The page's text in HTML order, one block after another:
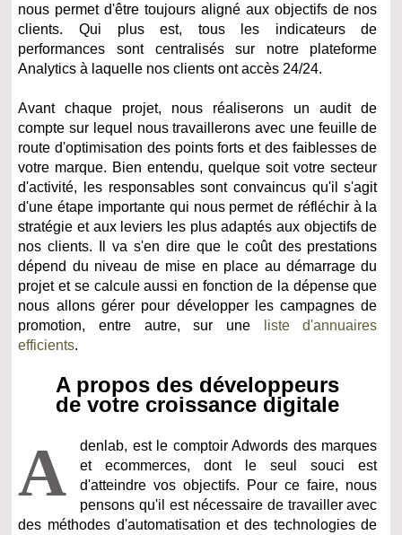
nous permet d'être toujours aligné aux objectifs de nos
clients. Qui plus est, tous les indicateurs de
performances sont centralisés sur notre plateforme
Analytics à laquelle nos clients ont accès 24/24.
Avant chaque projet, nous réaliserons un audit de
compte sur lequel nous travaillerons avec une feuille de
route d'optimisation des points forts et des faiblesses de
votre marque. Bien entendu, quelque soit votre secteur
d'activité, les responsables sont convaincus qu'il s'agit
d'une étape importante qui nous permet de réfléchir à la
stratégie et aux leviers les plus adaptés aux objectifs de
nos clients. Il va s'en dire que le coût des prestations
dépend du niveau de mise en place au démarrage du
projet et se calcule aussi en fonction de la dépense que
nous allons gérer pour développer les campagnes de
promotion, entre autre, sur une
liste d'annuaires
efficients.
A propos des développeurs
de votre croissance digitale
A
denlab, est le comptoir Adwords des marques
et ecommerces, dont le seul souci est
d'atteindre vos objectifs. Pour ce faire, nous
pensons qu'il est nécessaire de travailler avec
des méthodes d'automatisation et des technologies de